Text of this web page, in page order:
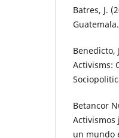
Batres, J.
Guatemala.
Benedicto,
Activisms:
Betancor
Activismos
un mundo